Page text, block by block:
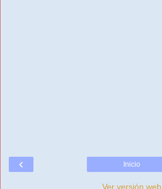
‹ Inicio
Ver versión web